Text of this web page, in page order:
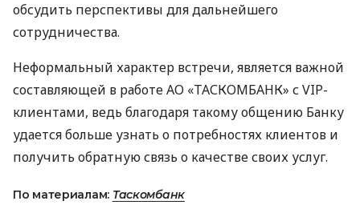
обсудить перспективы для дальнейшего
сотрудничества.
Неформальный характер встречи, является важной
составляющей в работе АО «ТАСКОМБАНК» сVIP-
клиентами, ведь благодаря такому общению Банку
удается больше узнать о потребностях клиентов и
получить обратную связь о качестве своих услуг.
По материалам: Таскомбанк